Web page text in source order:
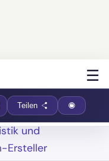
☰
Teilen
und
Ersteller